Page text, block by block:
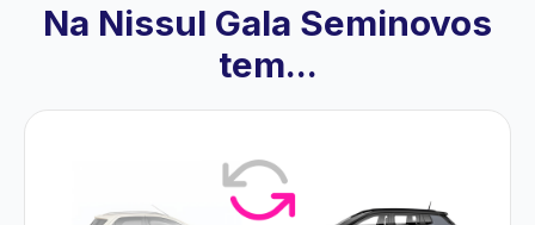
Na Nissul Gala Seminovos
tem...